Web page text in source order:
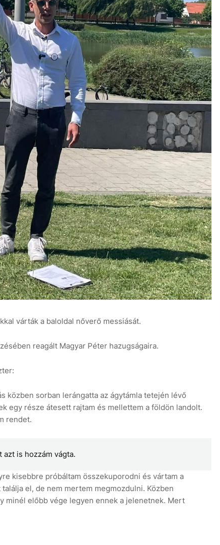
várták a baloldal nőverő messiását.
reagált Magyar Péter hazugságaira.
közben sorban lerángatta az ágytámla tetején lévő
egy része átesett rajtam és mellettem a földön landolt.
rendet.
is hozzám vágta.
kisebbre próbáltam összekuporodni és vártam a
el, de nem mertem megmozdulni. Közben
minél előbb vége legyen ennek a jelenetnek. Mert